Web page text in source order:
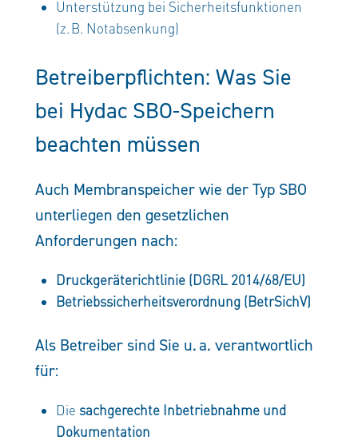
Unterstützung bei Sicherheitsfunktionen
(z. B. Notabsenkung)
Betreiberpflichten: Was Sie
bei Hydac SBO-Speichern
beachten müssen
Auch Membranspeicher wie der Typ SBO
unterliegen den gesetzlichen
Anforderungen nach:
Druckgeräterichtlinie (DGRL 2014/68/EU)
Betriebssicherheitsverordnung (BetrSichV)
Als Betreiber sind Sie u. a. verantwortlich
für:
Die sachgerechte Inbetriebnahme und
Dokumentation